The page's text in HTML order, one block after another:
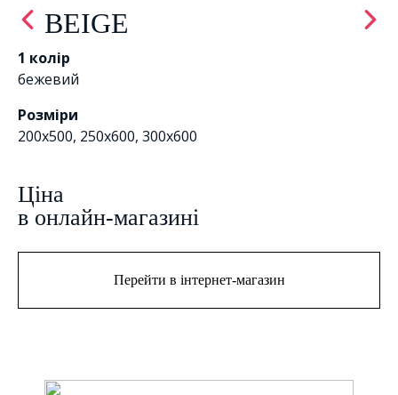
BEIGE
1 колір
бежевий
Розміри
200x500, 250x600, 300x600
Цiна
в онлайн-магазині
Перейти в інтернет-магазин